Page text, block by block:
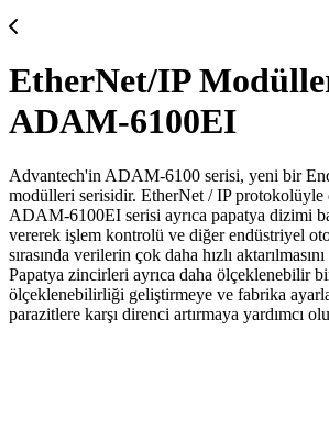
EtherNet/IP
ADAM-6100EI
Advantech'in ADAM-6100 serisi, yeni bir
modülleri serisidir. EtherNet / IP protokolüyle
ADAM-6100EI serisi ayrıca papatya dizimi
vererek işlem kontrolü ve diğer endüstriyel
sırasında verilerin çok daha hızlı
Papatya zincirleri ayrıca daha ölçeklenebilir
ölçeklenebilirliği geliştirmeye ve fabrika
parazitlere karşı direnci artırmaya yardımcı